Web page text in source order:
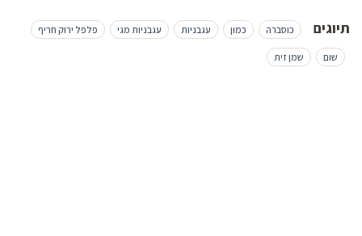
תיוגים כוסברה כמון עגבניות עגבניות מגי פלפל ירוק חריף
שום שמן זית